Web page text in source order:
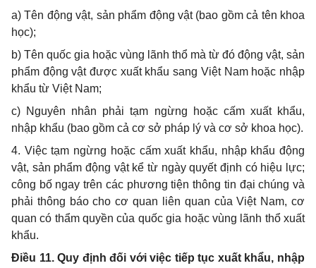
a) Tên động vật, sản phẩm động vật (bao gồm cả tên khoa
học);
b) Tên quốc gia hoặc vùng lãnh thổ mà từ đó động vật, sản
phẩm động vật được xuất khẩu sang Việt Nam hoặc nhập
khẩu từ Việt Nam;
c) Nguyên nhân phải tạm ngừng hoặc cấm xuất khẩu,
nhập khẩu (bao gồm cả cơ sở pháp lý và cơ sở khoa học).
4. Việc tạm ngừng hoặc cấm xuất khẩu, nhập khẩu động
vật, sản phẩm động vật kể từ ngày quyết định có hiệu lực;
công bố ngay trên các phương tiện thông tin đại chúng và
phải thông báo cho cơ quan liên quan của Việt Nam, cơ
quan có thẩm quyền của quốc gia hoặc vùng lãnh thổ xuất
khẩu.
Điều 11. Quy định đối với việc tiếp tục xuất khẩu, nhập